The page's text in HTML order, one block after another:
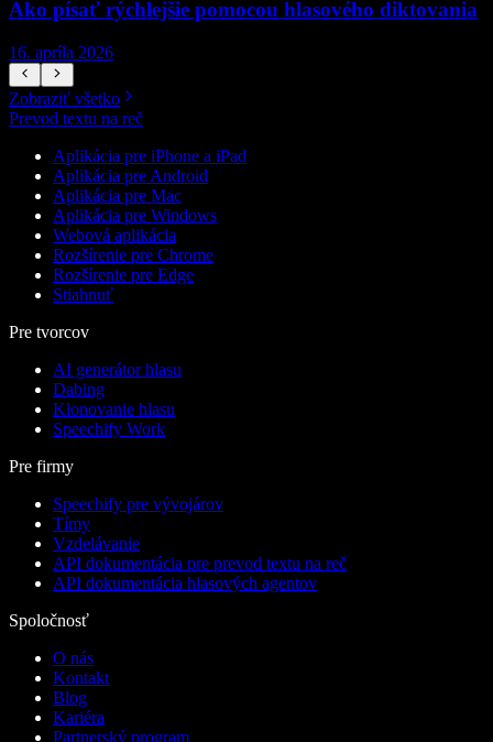
Ako písať rýchlejšie pomocou hlasového diktovania
16. apríla 2026
Zobraziť všetko
Prevod textu na reč
Aplikácia pre iPhone a iPad
Aplikácia pre Android
Aplikácia pre Mac
Aplikácia pre Windows
Webová aplikácia
Rozšírenie pre Chrome
Rozšírenie pre Edge
Stiahnuť
Pre tvorcov
AI generátor hlasu
Dabing
Klonovanie hlasu
Speechify Work
Pre firmy
Speechify pre vývojárov
Tímy
Vzdelávanie
API dokumentácia pre prevod textu na reč
API dokumentácia hlasových agentov
Spoločnosť
O nás
Kontakt
Blog
Kariéra
Partnerský program